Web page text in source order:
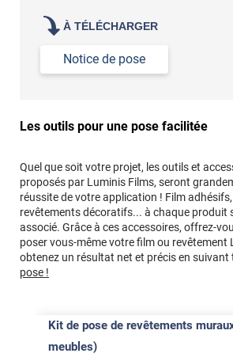
À TÉLÉCHARGER
Notice de pose
Les outils pour une pose facilitée
Quel que soit votre projet, les outils et
proposés par Luminis Films, seront
réussite de votre application ! Film
revêtements décoratifs... à chaque produit
associé. Grâce à ces accessoires, offrez-
poser vous-même votre film ou revêtement
obtenez un résultat net et précis en suivant
pose !
Kit de pose de revêtements
meubles)